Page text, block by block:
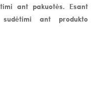
ant pakuotės. Esant
sudėtimi ant produkto